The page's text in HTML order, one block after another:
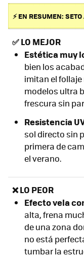
⚡ EN RESUMEN:
✅LO MEJOR
Estética muy
bien los
imitan el
modelos ultra
frescura sin
Resistencia
sol directo sin
primera de
el verano.
❌ LO PEOR
Efecto vela
alta, frena
de una zona
no está
tumbar la